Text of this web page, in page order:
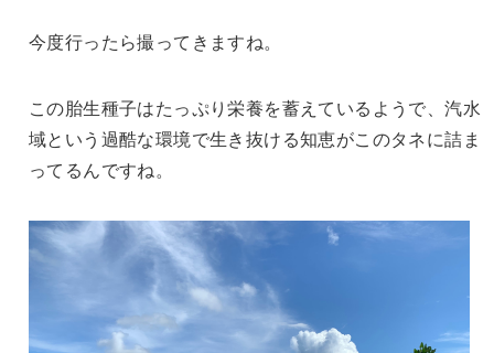
今度行ったら撮ってきますね。
この胎生種子はたっぷり栄養を蓄えているようで、汽水
域という過酷な環境で生き抜ける知恵がこのタネに詰ま
ってるんですね。